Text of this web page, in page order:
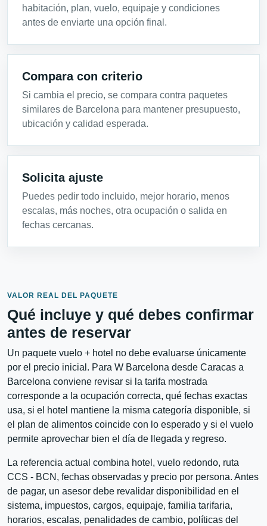
habitación, plan, vuelo, equipaje y condiciones
antes de enviarte una opción final.
Compara con criterio
Si cambia el precio, se compara contra paquetes
similares de Barcelona para mantener presupuesto,
ubicación y calidad esperada.
Solicita ajuste
Puedes pedir todo incluido, mejor horario, menos
escalas, más noches, otra ocupación o salida en
fechas cercanas.
VALOR REAL DEL PAQUETE
Qué incluye y qué debes confirmar
antes de reservar
Un paquete vuelo + hotel no debe evaluarse únicamente
por el precio inicial. Para W Barcelona desde Caracas a
Barcelona conviene revisar si la tarifa mostrada
corresponde a la ocupación correcta, qué fechas exactas
usa, si el hotel mantiene la misma categoría disponible, si
el plan de alimentos coincide con lo esperado y si el vuelo
permite aprovechar bien el día de llegada y regreso.
La referencia actual combina hotel, vuelo redondo, ruta
CCS - BCN, fechas observadas y precio por persona. Antes
de pagar, un asesor debe revalidar disponibilidad en el
sistema, impuestos, cargos, equipaje, familia tarifaria,
horarios, escalas, penalidades de cambio, políticas del